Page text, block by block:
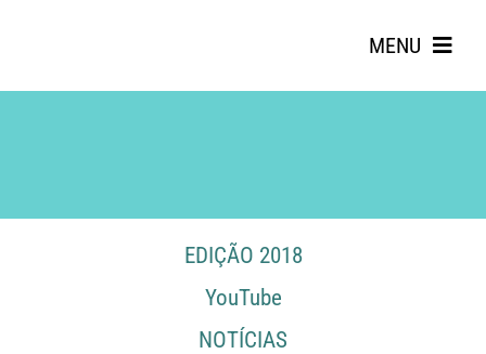
MENU
EDIÇÃO 2018
YouTube
NOTÍCIAS